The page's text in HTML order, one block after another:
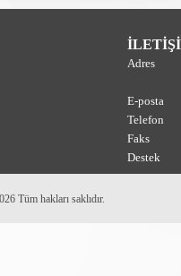
Adres
E-posta
Telefon
Faks
Destek
Tüm hakları saklıdır.